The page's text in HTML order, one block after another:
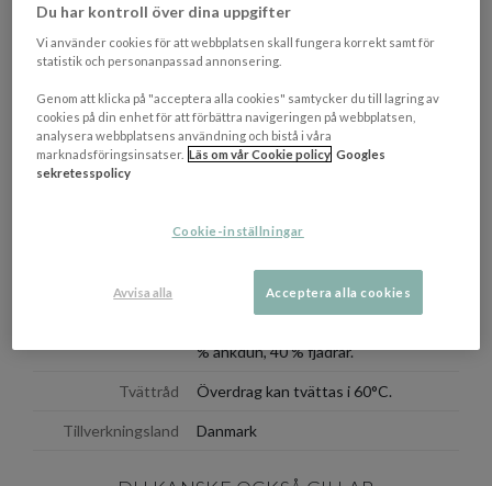
Fyllning: granulerat Tempur® skum.
Överdrag: 100% bomull.
Överdragsfyllning: Dun och fjädermix. Downpass och
OM VARUMÄRKET
Mått 60 x 50 cm
% ankdun, 40 % fjädrar.
Tvättråd Överdrag kan tvättas i 60°C.
Tillverkningsland Danmark
Du har kontroll över dina uppgifter
Vi använder cookies för att webbplatsen skall fungera korrekt samt för
statistik och personanpassad annonsering.
Genom att klicka på "acceptera alla cookies" samtycker du till lagring av
cookies på din enhet för att förbättra navigeringen på webbplatsen,
analysera webbplatsens användning och bistå i våra
marknadsföringsinsatser. Läs om vår Cookie policy Googles
sekretesspolicy
Cookie-inställningar
Avvisa alla Acceptera alla cookies